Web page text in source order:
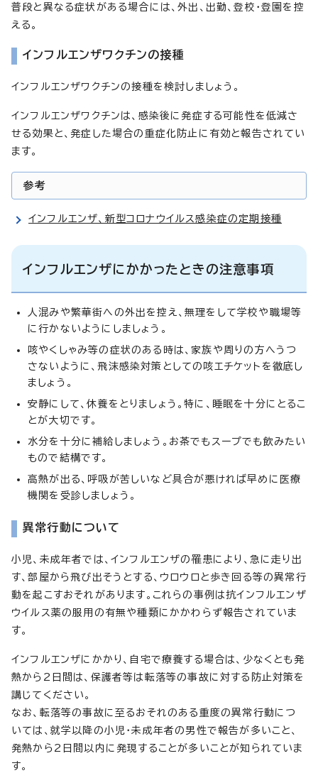
普段と異なる症状がある場合には、外出、出勤、登校・登園を控
える。
インフルエンザワクチンの接種
インフルエンザワクチンの接種を検討しましょう。
インフルエンザワクチンは、感染後に発症する可能性を低減さ
せる効果と、発症した場合の重症化防止に有効と報告されてい
ます。
参考
インフルエンザ、新型コロナウイルス感染症の定期接種
インフルエンザにかかったときの注意事項
人混みや繁華街への外出を控え、無理をして学校や職場等
に行かないようにしましょう。
咳やくしゃみ等の症状のある時は、家族や周りの方へうつ
さないように、飛沫感染対策としての咳エチケットを徹底し
ましょう。
安静にして、休養をとりましょう。特に、睡眠を十分にとるこ
とが大切です。
水分を十分に補給しましょう。お茶でもスープでも飲みたい
もので結構です。
高熱が出る、呼吸が苦しいなど具合が悪ければ早めに医療
機関を受診しましょう。
異常行動について
小児、未成年者では、インフルエンザの罹患により、急に走り出
す、部屋から飛び出そうとする、ウロウロと歩き回る等の異常行
動を起こすおそれがあります。これらの事例は抗インフルエンザ
ウイルス薬の服用の有無や種類にかかわらず報告されていま
す。
インフルエンザにかかり、自宅で療養する場合は、少なくとも発
熱から2日間は、保護者等は転落等の事故に対する防止対策を
講じてください。
なお、転落等の事故に至るおそれのある重度の異常行動につ
いては、就学以降の小児・未成年者の男性で報告が多いこと、
発熱から2日間以内に発現することが多いことが知られていま
す。